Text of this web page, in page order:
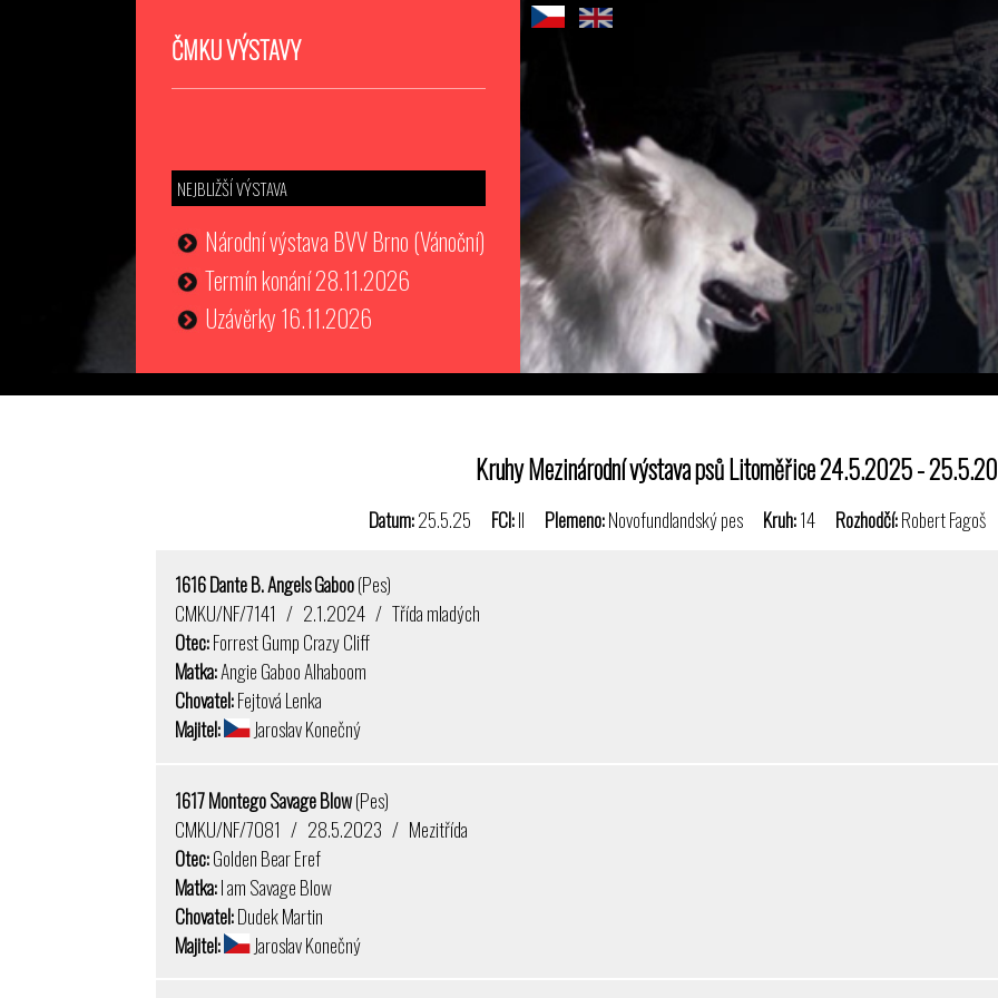
ČMKU VÝSTAVY
NEJBLIŽŠÍ VÝSTAVA
Národní výstava BVV Brno (Vánoční)
Termín konání 28.11.2026
Uzávěrky 16.11.2026
Kruhy Mezinárodní výstava psů Litoměřice 24.5.2025 -
Datum:25.5.25 FCI:II Plemeno:Novofundlandský pes Kruh:14 Rozhodčí:Robert Fagoš
1616 Dante B. Angels Gaboo(Pes)
CMKU/NF/7141 / 2.1.2024 / Třída mladých
Otec:Forrest Gump Crazy Cliff
Matka:Angie Gaboo Alhaboom
Chovatel:Fejtová Lenka
Majitel:
Jaroslav Konečný
1617 Montego Savage Blow(Pes)
CMKU/NF/7081 / 28.5.2023 / Mezitřída
Otec:Golden Bear Eref
Matka:I am Savage Blow
Chovatel:Dudek Martin
Majitel:
Jaroslav Konečný